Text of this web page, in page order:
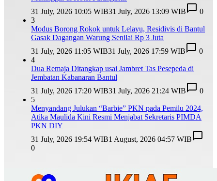
31 July, 2026 10:05 WIB31 July, 2026 13:09 WIB
0
3
Modus Borong Rokok untuk Lelayu, Residivis di Bantul
Gasak Dagangan Warung Senilai Rp 3 Juta
31 July, 2026 11:05 WIB31 July, 2026 17:59 WIB
0
4
Dua Remaja Ditangkap usai Jambret Tas Pesepeda di
Jembatan Kabanaran Bantul
31 July, 2026 17:20 WIB31 July, 2026 21:24 WIB
0
5
Menyandang Julukan “Barbie” PKN pada Pemilu 2024,
Atika Maulida Kini Resmi Menjabat Sekretaris PIMDA
PKN DIY
31 July, 2026 19:54 WIB1 August, 2026 04:57 WIB
0